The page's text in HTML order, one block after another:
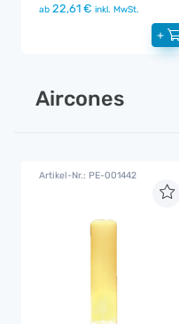
ab 22,61 € inkl. MwSt.
+
Aircones
Artikel-Nr.: PE-001442